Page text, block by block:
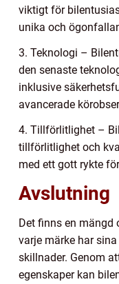
viktigt för
unika och
3. Teknologi –
den senaste
inklusive
avancerade
4. Tillförlitlighet –
tillförlitlighet och
med ett gott rykte
Avslutning
Det finns en mängd
varje märke har
skillnader. Genom
egenskaper kan